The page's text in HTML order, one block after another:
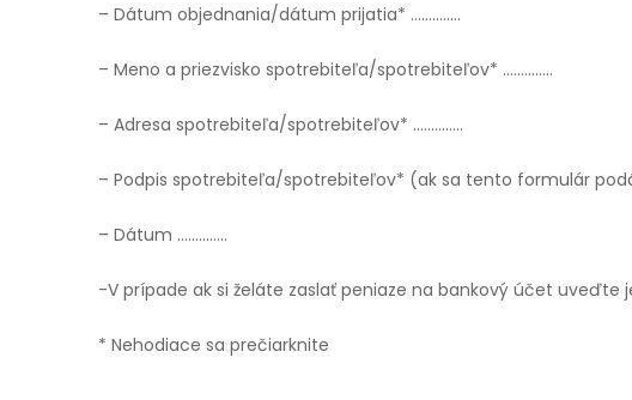
– Dátum objednania/dátum prijatia* …………..
– Meno a priezvisko spotrebiteľa/spotrebiteľov* …………..
– Adresa spotrebiteľa/spotrebiteľov* …………..
– Podpis spotrebiteľa/spotrebiteľov* (ak sa tento formulár
– Dátum …………..
-V prípade ak si želáte zaslať peniaze na bankový účet
* Nehodiace sa prečiarknite